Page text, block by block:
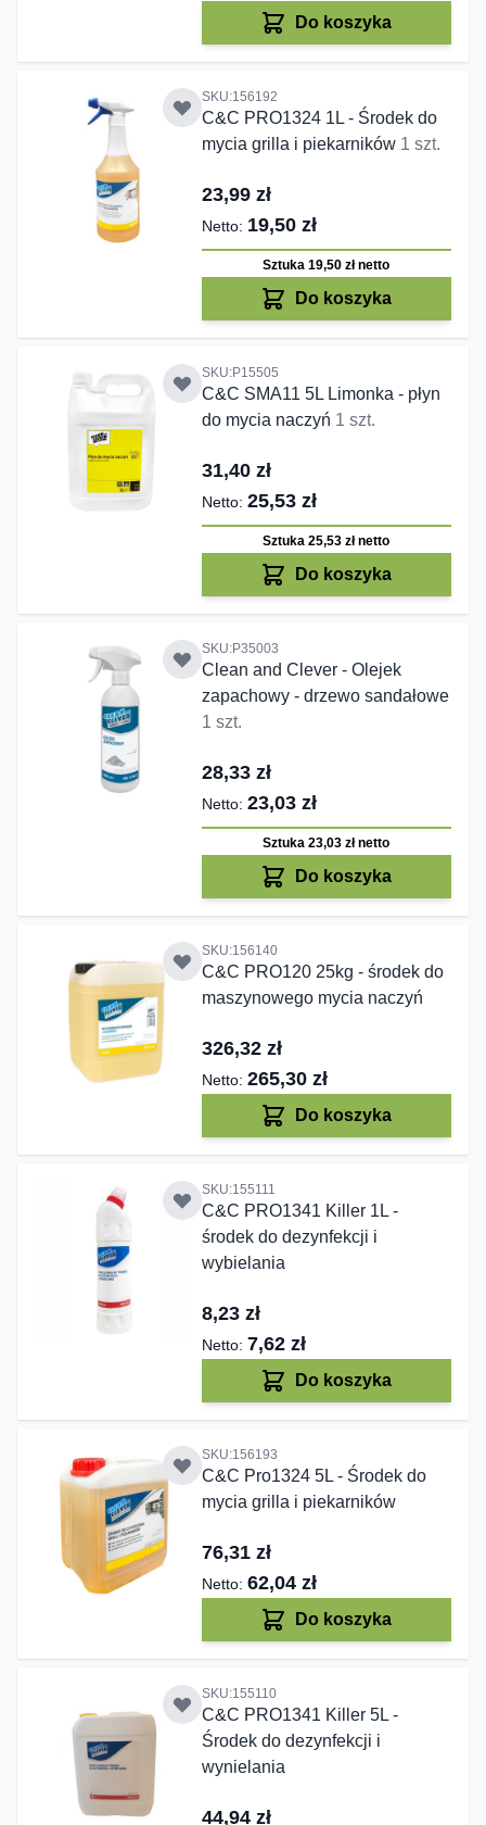
Do koszyka
SKU:156192
C&C PRO1324 1L - Środek do
mycia grilla i piekarników 1 szt.
23,99 zł
19,50 zł
Sztuka 19,50 złnetto
Do koszyka
SKU:P15505
C&C SMA11 5L Limonka - płyn
do mycia naczyń 1 szt.
31,40 zł
25,53 zł
Sztuka 25,53 złnetto
Do koszyka
SKU:P35003
Clean and Clever - Olejek
zapachowy - drzewo sandałowe
1 szt.
28,33 zł
23,03 zł
Sztuka 23,03 złnetto
Do koszyka
SKU:156140
C&C PRO120 25kg - środek do
maszynowego mycia naczyń
326,32 zł
265,30 zł
Do koszyka
SKU:155111
C&C PRO1341 Killer 1L -
środek do dezynfekcji i
wybielania
8,23 zł
7,62 zł
Do koszyka
SKU:156193
C&C Pro1324 5L - Środek do
mycia grilla i piekarników
76,31 zł
62,04 zł
Do koszyka
SKU:155110
C&C PRO1341 Killer 5L -
Środek do dezynfekcji i
wynielania
44,94 zł